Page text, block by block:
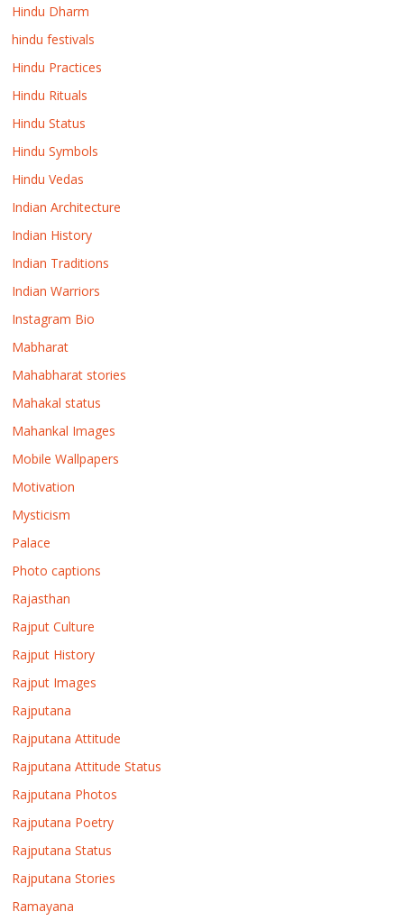
Hindu Dharm
hindu festivals
Hindu Practices
Hindu Rituals
Hindu Status
Hindu Symbols
Hindu Vedas
Indian Architecture
Indian History
Indian Traditions
Indian Warriors
Instagram Bio
Mabharat
Mahabharat stories
Mahakal status
Mahankal Images
Mobile Wallpapers
Motivation
Mysticism
Palace
Photo captions
Rajasthan
Rajput Culture
Rajput History
Rajput Images
Rajputana
Rajputana Attitude
Rajputana Attitude Status
Rajputana Photos
Rajputana Poetry
Rajputana Status
Rajputana Stories
Ramayana